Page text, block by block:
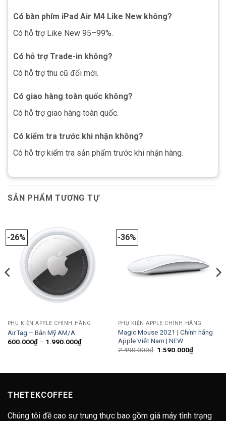
Có bàn phím iPad Air M4 Like New không?
Có hỗ trợ Like New 95–99%.
Có hỗ trợ Trade-in không?
Có hỗ trợ thu cũ đổi mới.
Có giao hàng toàn quốc không?
Có hỗ trợ giao hàng toàn quốc.
Có kiểm tra trước khi nhận không?
Có hỗ trợ kiểm tra sản phẩm trước khi nhận hàng.
SẢN PHẨM TƯƠNG TỰ
-26%
PHỤ KIỆN APPLE CHÍNH HÃNG
AirTag – Bản Mỹ AM/A
600.000₫ – 1.990.000₫Khoảng
giá:
1.990.000₫
-36%
PHỤ KIỆN APPLE CHÍNH HÃNG
Magic Mouse 2021 | Chính hãng
Apple Việt Nam | NEW
2.490.000₫ Giá
1.590.000₫Giá
hiện
THETEKCOFFEE
Chúng tôi đề cao sự trung thực bao gồm giá máy tình trạng